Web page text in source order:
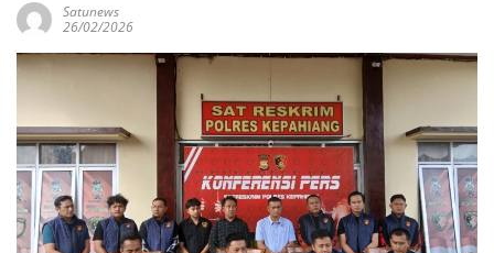
Satunews
26/02/2026